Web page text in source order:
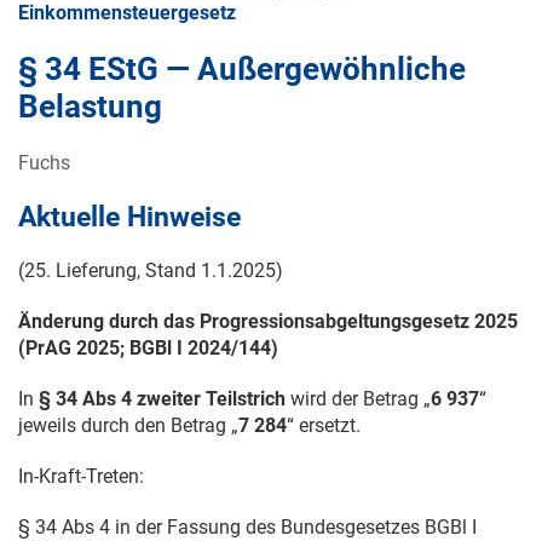
Einkommensteuergesetz
§ 34 EStG — Außergewöhnliche
Belastung
Fuchs
Aktuelle Hinweise
(25. Lieferung, Stand 1.1.2025)
Änderung durch das Progressionsabgeltungsgesetz 2025
(PrAG 2025; BGBl
I 2024/144)
In § 34 Abs 4 zweiter Teilstrich wird der Betrag „6 937“
jeweils durch den Betrag „7 284“ ersetzt.
In-Kraft-Treten:
§ 34 Abs 4 in der Fassung des Bundesgesetzes BGBl